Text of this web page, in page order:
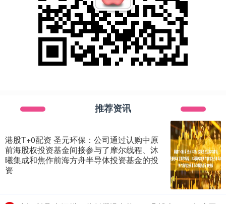
推荐资讯
港股T+0配资 圣元环保：公司通过认购中原
前海股权投资基金间接参与了摩尔线程、沐
曦集成和焦作前海方舟半导体投资基金的投
资